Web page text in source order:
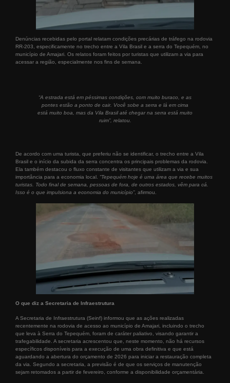
Denúncias recebidas pelo portal relatam condições precárias de tráfego na rodovia
RR-203, especificamente no trecho entre a Vila Brasil e a serra do Tepequém, no
município de Amajari. Os relatos foram feitos por turistas que utilizam a via para
acessar a região, especialmente nos fins de semana.
“A estrada está em péssimas condições, com muito buraco, e as
pontes estão a ponto de cair. Você sobe a serra e lá em cima
está muito boa, mas da Vila Brasil até chegar na serra está muito
ruim”, relatou.
De acordo com uma turista, que preferiu não se identificar, o trecho entre a Vila
Brasil e o início da subida da serra concentra os principais problemas da rodovia.
Ela também destacou o fluxo constante de visitantes que utilizam a via e sua
importância para a economia local. “Tepequém hoje é uma área que recebe muitos
turistas. Todo final de semana, pessoas de fora, de outros estados, vêm para cá.
Isso é o que impulsiona a economia do município”, afirmou.
O que diz a Secretaria de Infraestrutura
A Secretaria de Infraestrutura (Seinf) informou que as ações realizadas
recentemente na rodovia de acesso ao município de Amajari, incluindo o trecho
que leva à Serra do Tepequém, foram de caráter paliativo, visando garantir a
trafegabilidade. A secretaria acrescentou que, neste momento, não há recursos
específicos disponíveis para a execução de uma obra definitiva e que está
aguardando a abertura do orçamento de 2026 para iniciar a restauração completa
da via. Segundo a secretaria, a previsão é de que os serviços de manutenção
sejam retomados a partir de fevereiro, conforme a disponibilidade orçamentária.